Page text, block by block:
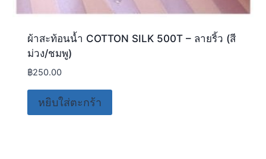
ผ้าสะท้อนน้ำ COTTON SILK 500T – ลายริ้ว (สี
ม่วง/ชมพู)
฿250.00
หยิบใส่ตะกร้า